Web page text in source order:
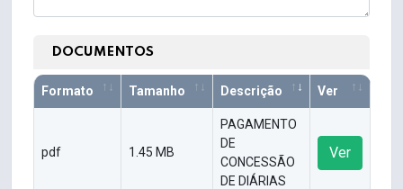
DOCUMENTOS
Formato Tamanho Descrição Ver
pdf 1.45 MB
PAGAMENTO
DE
CONCESSÃO
DE DIÁRIAS
Ver